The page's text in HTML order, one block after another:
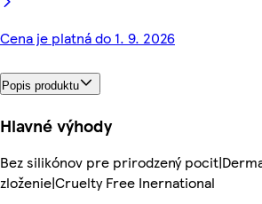
Cena je platná do 1. 9. 2026
Popis produktu
Hlavné výhody
Bez silikónov pre prirodzený
zloženie|Cruelty Free Inernational